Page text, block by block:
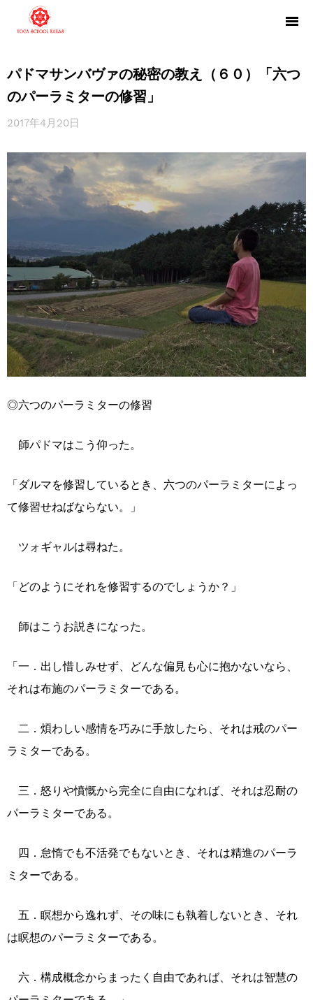
パドマサンバヴァの秘密の教え（６０）「六つ
のパーラミターの修習」
2017年4月20日
◎六つのパーラミターの修習
師パドマはこう仰った。
「ダルマを修習しているとき、六つのパーラミターによっ
て修習せねばならない。」
ツォギャルは尋ねた。
「どのようにそれを修習するのでしょうか？」
師はこうお説きになった。
「一．出し惜しみせず、どんな偏見も心に抱かないなら、
それは布施のパーラミターである。
二．煩わしい感情を巧みに手放したら、それは戒のパー
ラミターである。
三．怒りや憤慨から完全に自由になれば、それは忍耐の
パーラミターである。
四．怠惰でも不活発でもないとき、それは精進のパーラ
ミターである。
五．瞑想から逸れず、その味にも執着しないとき、それ
は瞑想のパーラミターである。
六．構成概念からまったく自由であれば、それは智慧の